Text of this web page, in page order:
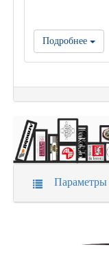
Подробнее
Параметры